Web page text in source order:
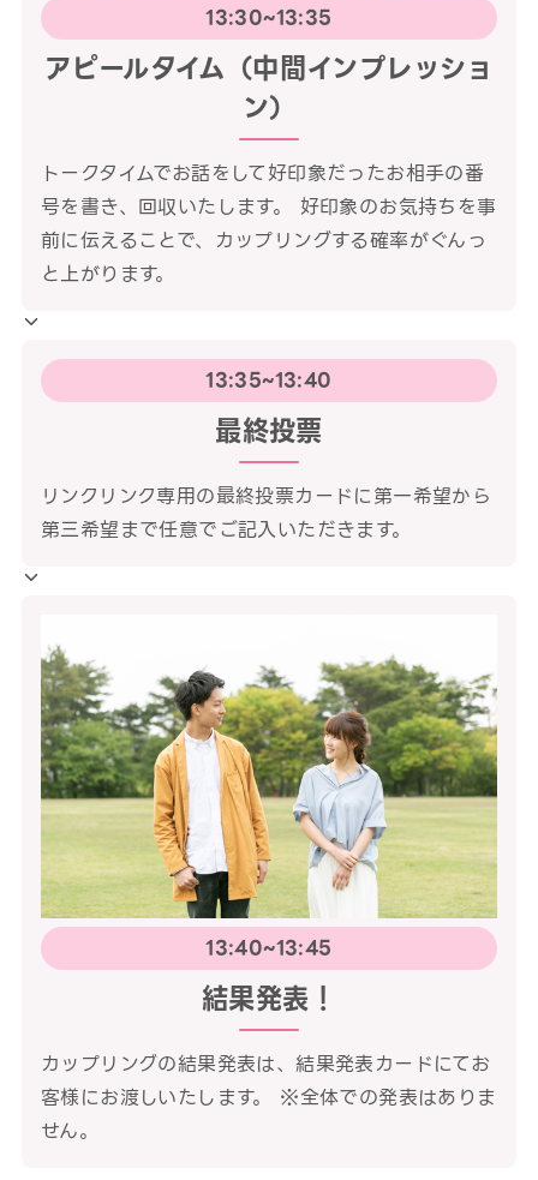
13:30~13:35
アピールタイム（中間インプレッショ
ン）
トークタイムでお話をして好印象だったお相手の番
号を書き、回収いたします。 好印象のお気持ちを事
前に伝えることで、カップリングする確率がぐんっ
と上がります。
13:35~13:40
最終投票
リンクリンク専用の最終投票カードに第一希望から
第三希望まで任意でご記入いただきます。
13:40~13:45
結果発表！
カップリングの結果発表は、結果発表カードにてお
客様にお渡しいたします。 ※全体での発表はありま
せん。